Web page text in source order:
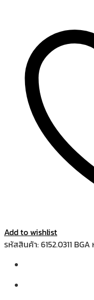
Add to wishlist
รหัสสินค้า:6152.0311 BGA